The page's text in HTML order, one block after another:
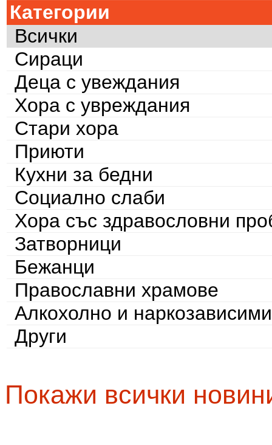
Категории
Всички
Сираци
Деца с увеждания
Хора с увреждания
Стари хора
Приюти
Кухни за бедни
Социално слаби
Хора със здравословни
Затворници
Бежанци
Православни храмове
Алкохолно и наркозависими
Други
Покажи всички